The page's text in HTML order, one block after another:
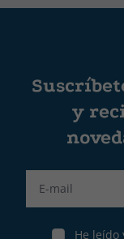
y
He leído